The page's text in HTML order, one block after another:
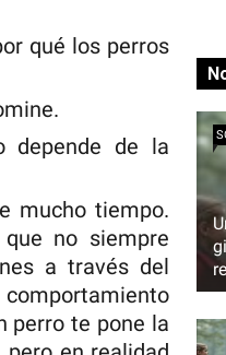
qué los perros
depende de la
mucho tiempo.
no siempre
a través del
comportamiento
perro te pone la